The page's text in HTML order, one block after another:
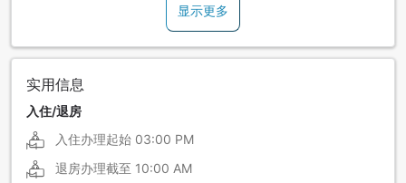
显示更多
实用信息
入住/退房
入住办理起始 03:00 PM
退房办理截至 10:00 AM